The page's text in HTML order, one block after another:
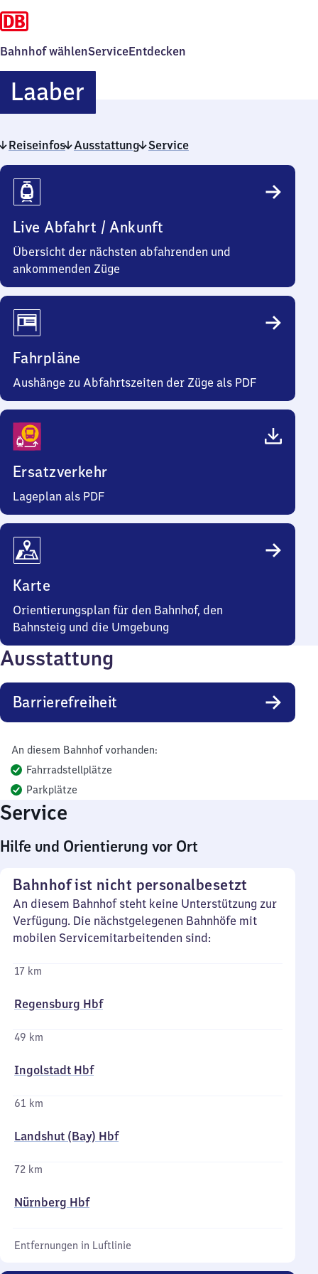
Bahnhof wählenServiceEntdecken
LaaberLaaber
Reiseinfos Ausstattung Service
Reiseinfos
Live Abfahrt / Ankunft
Übersicht der nächsten abfahrenden und
ankommenden Züge
Fahrpläne
Aushänge zu Abfahrtszeiten der Züge als PDF
Ersatzverkehr
Lageplan als PDF
Karte
Orientierungsplan für den Bahnhof, den
Bahnsteig und die Umgebung
Ausstattung
Barrierefreiheit
An diesem Bahnhof vorhanden:
Fahrradstellplätze
Parkplätze
Service
Hilfe und Orientierung vor Ort
Bahnhof ist nicht personalbesetzt
An diesem Bahnhof steht keine Unterstützung zur
Verfügung. Die nächstgelegenen Bahnhöfe mit
mobilen Servicemitarbeitenden sind:
17 km
Regensburg Hbf
49 km
Ingolstadt Hbf
61 km
Landshut (Bay) Hbf
72 km
Nürnberg Hbf
Entfernungen in Luftlinie